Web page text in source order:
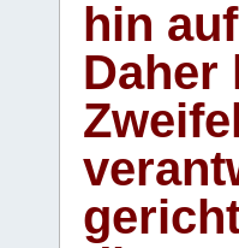
hin
Daher